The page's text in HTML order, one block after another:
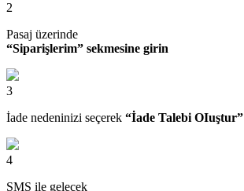
2
Pasaj üzerinde
“Siparişlerim” sekmesine girin
3
İade nedeninizi seçerek “İade Talebi OIuştur”
4
SMS ile gelecek